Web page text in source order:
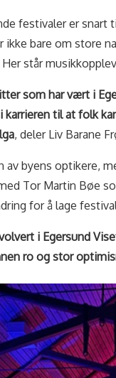
festivaler er
ikke bare om store
står
som har vært i
til at folk
, deler Liv Barane
av byens optikere,
Tor Martin Bøe
for å lage
i Egersund
ro og stor